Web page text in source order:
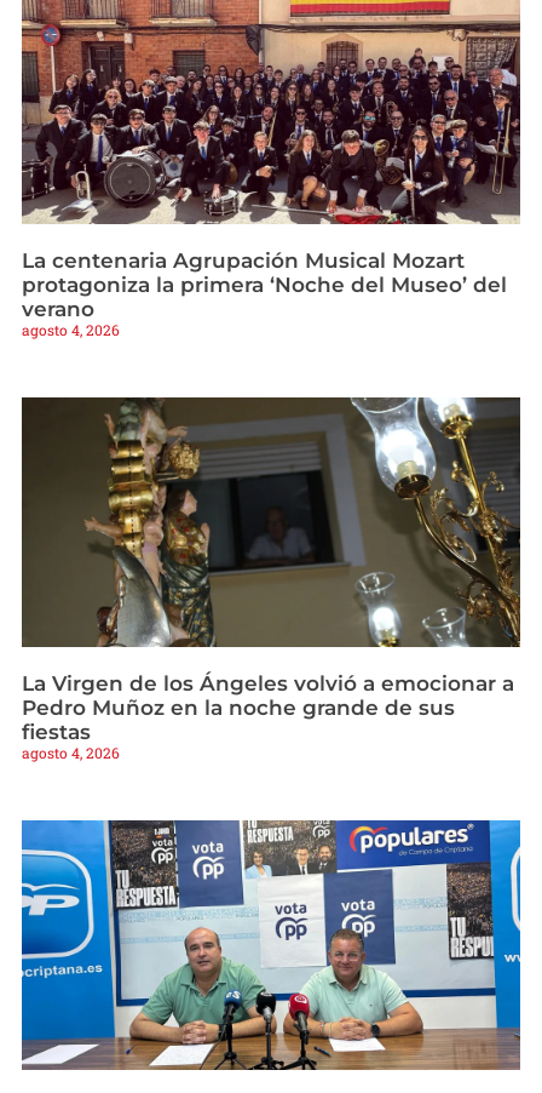
La centenaria Agrupación Musical Mozart
protagoniza la primera ‘Noche del Museo’ del
verano
agosto 4, 2026
La Virgen de los Ángeles volvió a emocionar a
Pedro Muñoz en la noche grande de sus
fiestas
agosto 4, 2026